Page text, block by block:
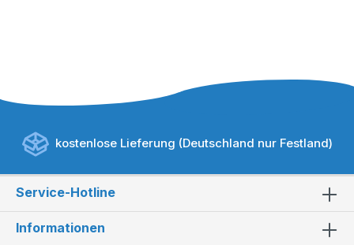
kostenlose Lieferung (Deutschland nur Festland)
Service-Hotline
Informationen